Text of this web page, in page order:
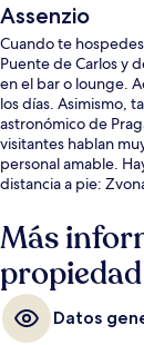
Assenzio
Cuando te
Puente de Carlos y
en el bar o lounge.
los días. Asimismo,
astronómico de
visitantes hablan
personal amable.
distancia a pie:
Más
propiedad
Datos